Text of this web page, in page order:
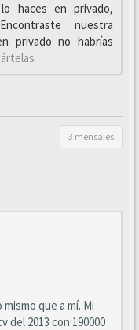
haces en privado,
nuestra
privado no habrías
3 mensajes
que a mí. Mi
del 2013 con 190000